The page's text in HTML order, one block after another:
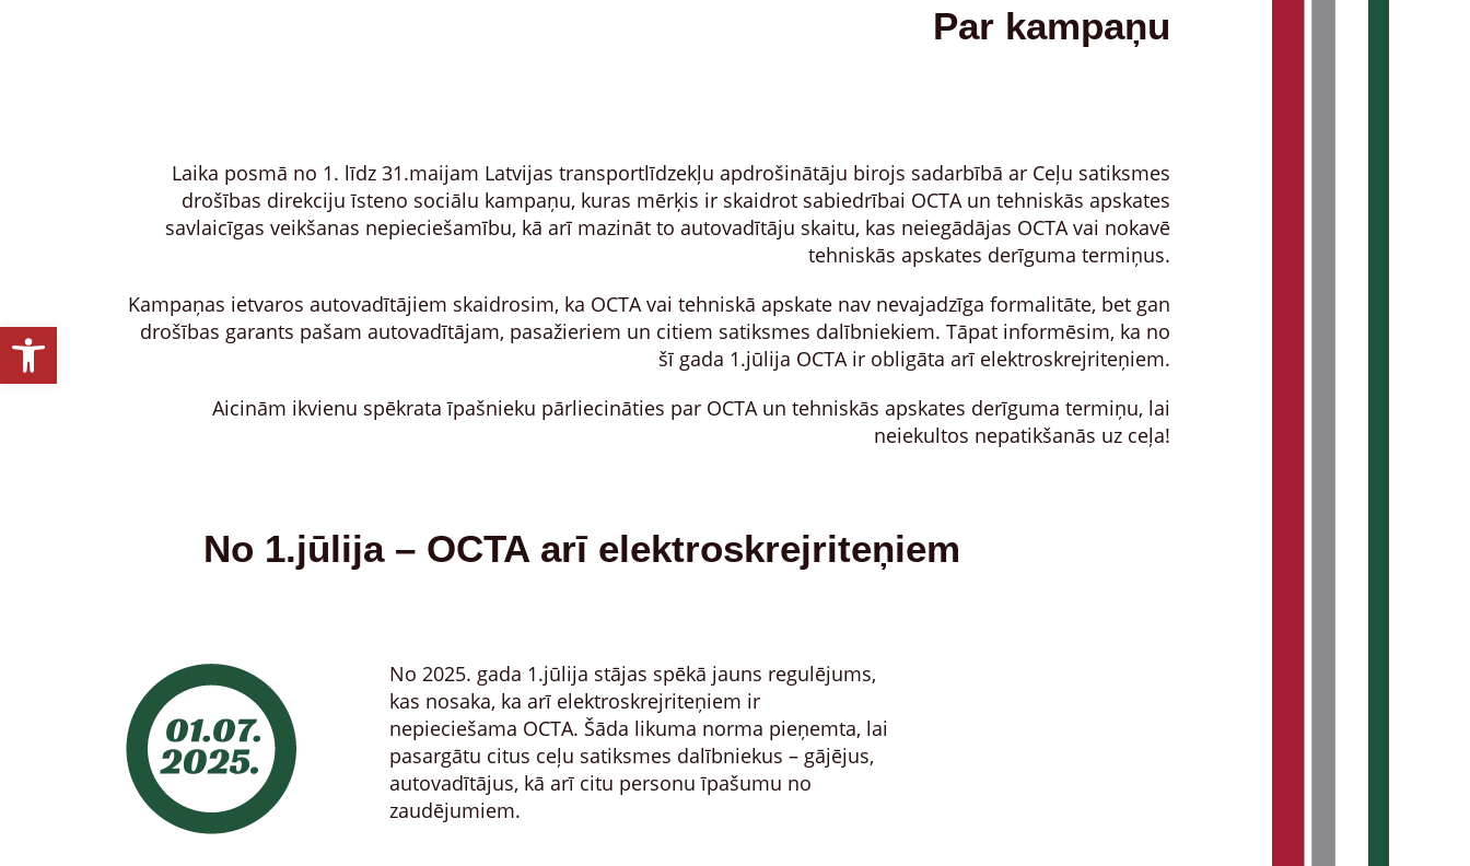
Open toolbar
Par kampaņu
Laika posmā no 1. līdz 31.maijam Latvijas transportlīdzekļu apdrošinātāju birojs sadarbībā ar Ceļu satiksmes
drošības direkciju īsteno sociālu kampaņu, kuras mērķis ir skaidrot sabiedrībai OCTA un tehniskās apskates
savlaicīgas veikšanas nepieciešamību, kā arī mazināt to autovadītāju skaitu, kas neiegādājas OCTA vai nokavē
tehniskās apskates derīguma termiņus.
Kampaņas ietvaros autovadītājiem skaidrosim, ka OCTA vai tehniskā apskate nav nevajadzīga formalitāte, bet gan
drošības garants pašam autovadītājam, pasažieriem un citiem satiksmes dalībniekiem. Tāpat informēsim, ka no
šī gada 1.jūlija OCTA ir obligāta arī elektroskrejriteņiem.
Aicinām ikvienu spēkrata īpašnieku pārliecināties par OCTA un tehniskās apskates derīguma termiņu, lai
neiekultos nepatikšanās uz ceļa!
No 1.jūlija – OCTA arī elektroskrejriteņiem
No 2025. gada 1.jūlija stājas spēkā jauns regulējums,
kas nosaka, ka arī elektroskrejriteņiem ir
nepieciešama OCTA. Šāda likuma norma pieņemta, lai
pasargātu citus ceļu satiksmes dalībniekus – gājējus,
autovadītājus, kā arī citu personu īpašumu no
zaudējumiem.